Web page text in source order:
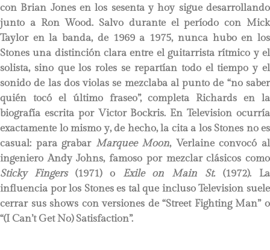
con Brian Jones en los sesenta y hoy sigue desarrollando
junto a Ron Wood. Salvo durante el período con Mick
Taylor en la banda, de 1969 a 1975, nunca hubo en los
Stones una distinción clara entre el guitarrista rítmico y el
solista, sino que los roles se repartían todo el tiempo y el
sonido de las dos violas se mezclaba al punto de “no saber
quién tocó el último fraseo”, completa Richards en la
biografía escrita por Victor Bockris. En Television ocurría
exactamente lo mismo y, de hecho, la cita a los Stones no es
casual: para grabar Marquee Moon, Verlaine convocó al
ingeniero Andy Johns, famoso por mezclar clásicos como
Sticky Fingers (1971) o Exile on Main St.(1972). La
influencia por los Stones es tal que incluso Television suele
cerrar sus shows con versiones de “Street Fighting Man” o
“(I Can’t Get No) Satisfaction”.